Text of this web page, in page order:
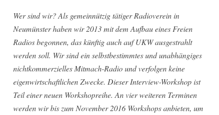
Wer sind wir? Als gemeinnützig tätiger Radioverein in
Neumünster haben wir 2013 mit dem Aufbau eines Freien
Radios begonnen, das künftig auch auf UKW ausgestrahlt
werden soll. Wir sind ein selbstbestimmtes und unabhängiges
nichtkommerzielles Mitmach-Radio und verfolgen keine
eigenwirtschaftlichen Zwecke. Dieser Interview-Workshop ist
Teil einer neuen Workshopreihe. An vier weiteren Terminen
werden wir bis zum November 2016 Workshops anbieten, um